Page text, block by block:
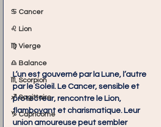
♋ Cancer
♌ Lion
♍ Vierge
♎ Balance
♏ Scorpion
♐ Sagittaire
♑ Capricorne
L’un est gouverné par la Lune, l’autre
par le Soleil. Le Cancer, sensible et
protecteur, rencontre le Lion,
flamboyant et charismatique. Leur
union amoureuse peut sembler